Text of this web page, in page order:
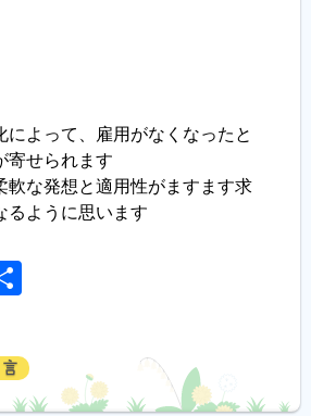
によって、雇用がなくなったと
寄せられます
軟な発想と適用性がますます求
るように思います